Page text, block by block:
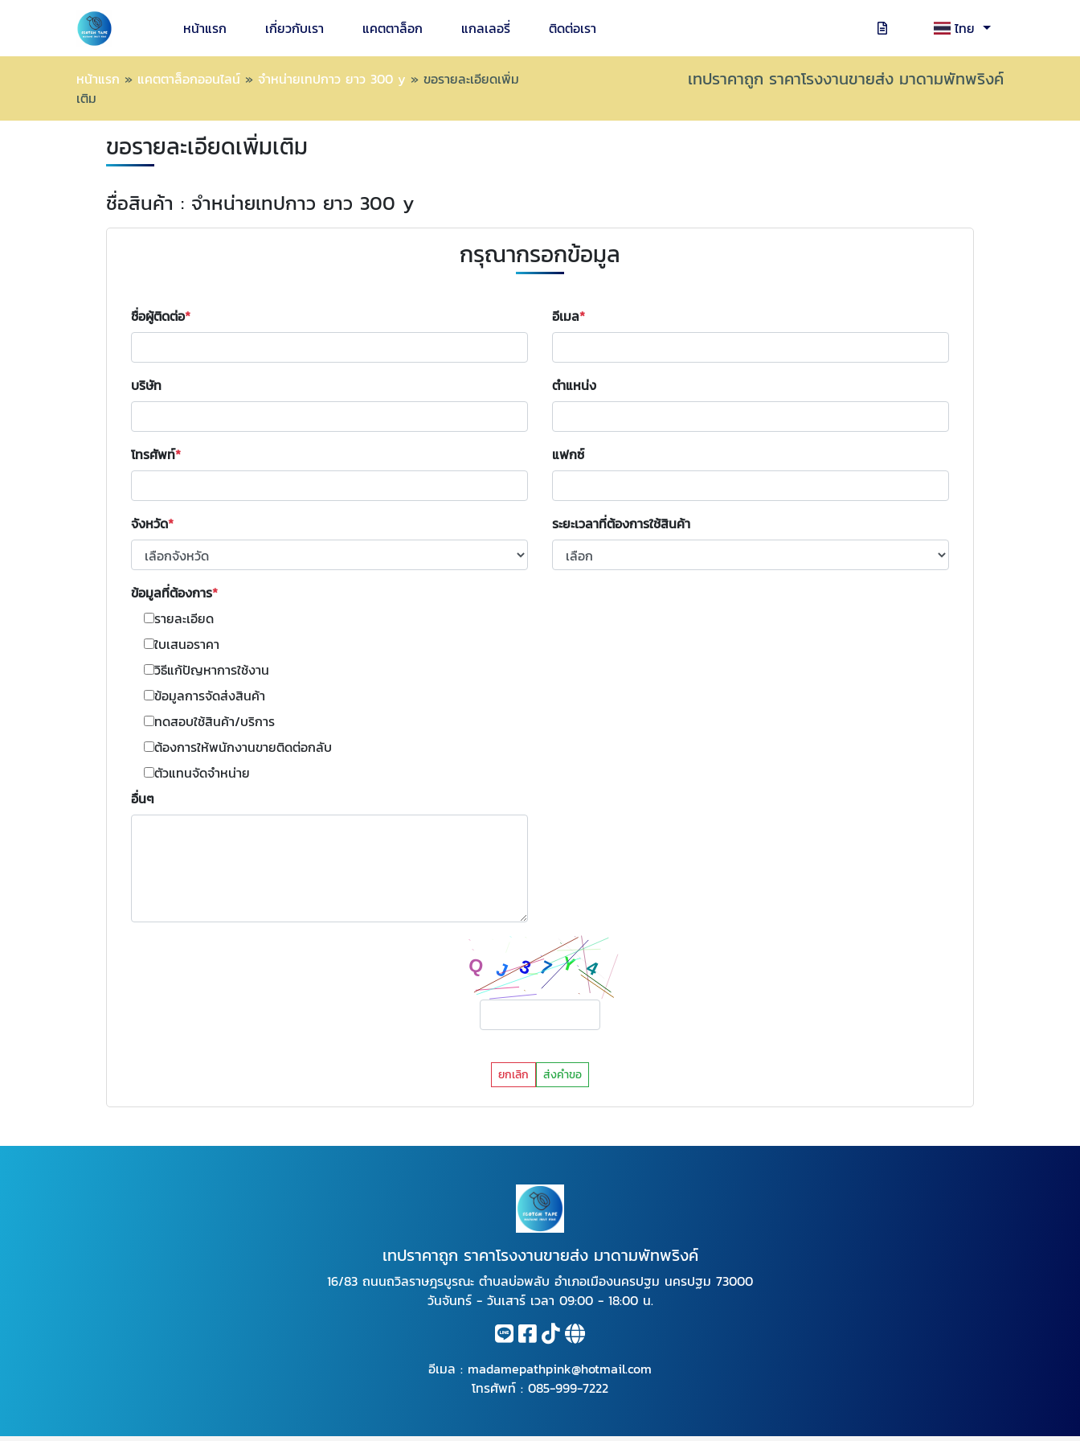
หน้าแรก เกี่ยวกับเรา แคตตาล็อก แกลเลอรี่ ติดต่อเรา ไทย
หน้าแรก » แคตตาล็อกออนไลน์ » จำหน่ายเทปกาว ยาว 300 y » ขอรายละเอียดเพิ่ม
เติม
เทปราคาถูก ราคาโรงงานขายส่ง มาดามพัทพริงค์
ขอรายละเอียดเพิ่มเติม
ชื่อสินค้า : จำหน่ายเทปกาว ยาว 300 y
กรุณากรอกข้อมูล
ชื่อผู้ติดต่อ อีเมล
บริษัท ตำแหน่ง
โทรศัพท์ แฟกซ์
จังหวัด ระยะเวลาที่ต้องการใช้สินค้า
ข้อมูลที่ต้องการ
รายละเอียด
ใบเสนอราคา
วิธีแก้ปัญหาการใช้งาน
ข้อมูลการจัดส่งสินค้า
ทดสอบใช้สินค้า/บริการ
ต้องการให้พนักงานขายติดต่อกลับ
ตัวแทนจัดจำหน่าย
อื่นๆ
ยกเลิก ส่งคำขอ
เทปราคาถูก ราคาโรงงานขายส่ง มาดามพัทพริงค์
16/83 ถนนถวิลราษฎรบูรณะ ตำบลบ่อพลับ อำเภอเมืองนครปฐม นครปฐม 73000
วันจันทร์ - วันเสาร์ เวลา 09:00 - 18:00 น.
อีเมล : madamepathpink@hotmail.com
โทรศัพท์ : 085-999-7222